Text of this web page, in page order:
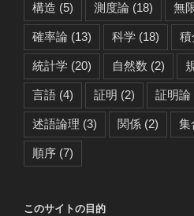
構造 (5) 測度論 (18) 無
確率論 (13) 科学 (18) 積
統計学 (20) 自然数 (2)
言語 (4) 証明 (2) 証明論
述語論理 (3) 関係 (2) 集
順序 (7)
このサイトの目的